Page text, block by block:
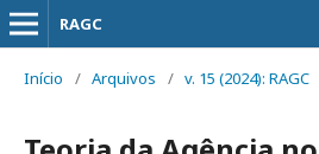
RAGC
Início / Arquivos / v. 15 (2024): RAGC